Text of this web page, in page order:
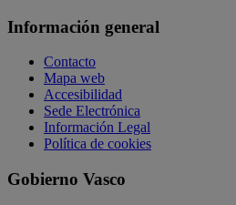
Información general
Contacto
Mapa web
Accesibilidad
Sede Electrónica
Información Legal
Política de cookies
Gobierno Vasco